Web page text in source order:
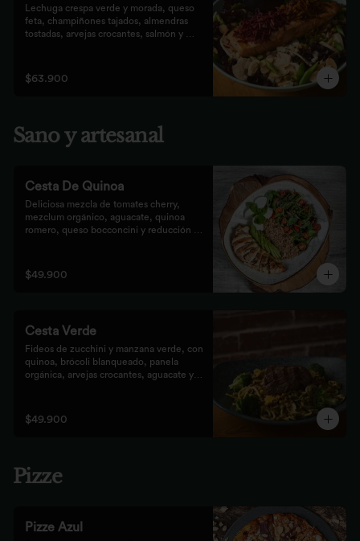
Lechuga crespa verde y morada, queso
feta, champiñones tajados, almendras
tostadas, arvejas crocantes, salmón y
$63.900
Sano y artesanal
Cesta De Quinoa
Deliciosa mezcla de tomates cherry,
mezclum orgánico, aguacate, quinoa
romero, queso bocconcini y reducción
$49.900
Cesta Verde
Fideos de zucchini y manzana verde, con
quinoa, brócoli blanqueado, panela
orgánica, arvejas crocantes, aguacate y
$49.900
Pizze
Pizze Azul